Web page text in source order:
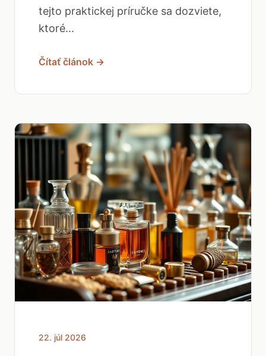
tejto praktickej príručke sa dozviete,
ktoré...
Čítať článok →
22. júl 2026